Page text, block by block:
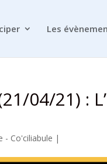
Les
04/21) :
- Co'ciliabule |